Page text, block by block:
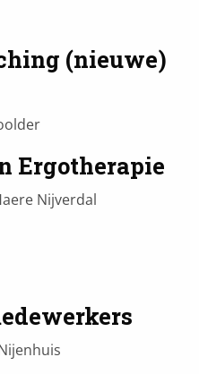
(nieuwe)
Ergotherapie
Nijverdal